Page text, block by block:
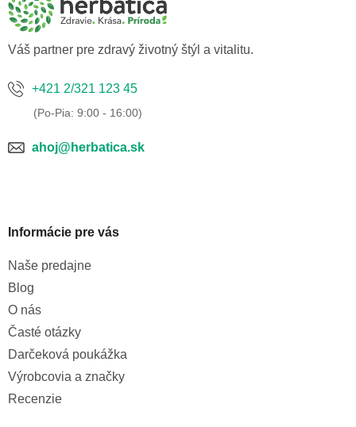
Váš partner pre zdravý životný štýl a vitalitu.
+421 2/321 123 45
ahoj@herbatica.sk
Informácie pre vás
Naše predajne
Blog
O nás
Časté otázky
Darčeková poukážka
Výrobcovia a značky
Recenzie